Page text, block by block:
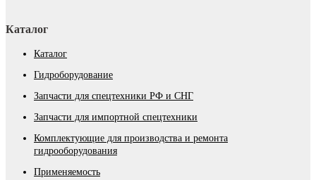
Каталог
Каталог
Гидроборудование
Запчасти для спецтехники РФ и СНГ
Запчасти для импортной спецтехники
Комплектующие для производства и ремонта
гидрооборудования
Применяемость